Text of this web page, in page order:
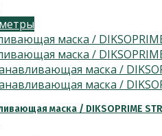
маска / DIKSOPRIME